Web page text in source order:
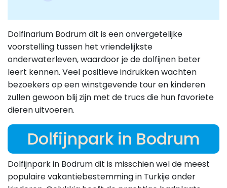
Dolfinarium Bodrum dit is een onvergetelijke
voorstelling tussen het vriendelijkste
onderwaterleven, waardoor je de dolfijnen beter
leert kennen. Veel positieve indrukken wachten
bezoekers op een winstgevende tour en kinderen
zullen gewoon blij zijn met de trucs die hun favoriete
dieren uitvoeren.
Dolfijnpark in Bodrum
Dolfijnpark in Bodrum dit is misschien wel de meest
populaire vakantiebestemming in Turkije onder